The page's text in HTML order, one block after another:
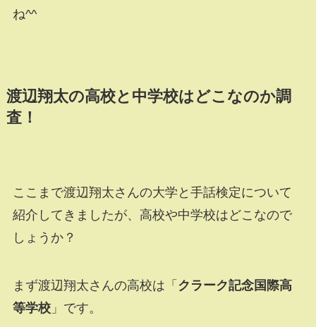
ね^^
渡辺翔太の高校と中学校はどこなのか調
査！
ここまで渡辺翔太さんの大学と手話検定について
紹介してきましたが、高校や中学校はどこなので
しょうか？
まず渡辺翔太さんの高校は「 クラーク記念国際高
等学校」です。